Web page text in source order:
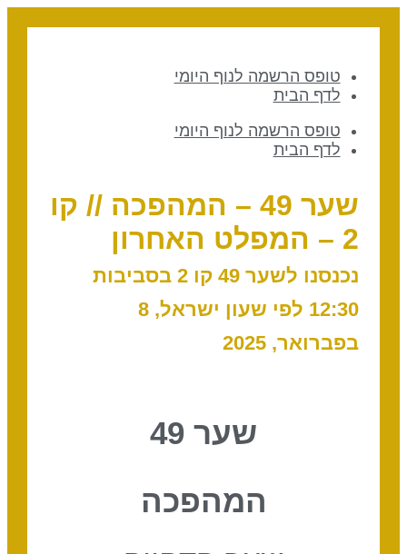
טופס הרשמה לנוף היומי
לדף הבית
טופס הרשמה לנוף היומי
לדף הבית
שער 49 – המהפכה // קו
2 – המפלט האחרון
נכנסנו לשער 49 קו 2 בסביבות
12:30 לפי שעון ישראל, 8
בפברואר, 2025
שער 49
המהפכה